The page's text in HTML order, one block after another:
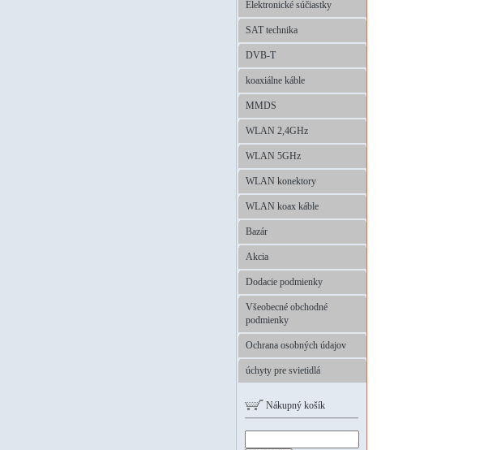
Elektronické súčiastky
SAT technika
DVB-T
koaxiálne káble
MMDS
WLAN 2,4GHz
WLAN 5GHz
WLAN konektory
WLAN koax káble
Bazár
Akcia
Dodacie podmienky
Všeobecné obchodné
podmienky
Ochrana osobných údajov
úchyty pre svietidlá
Nákupný košík